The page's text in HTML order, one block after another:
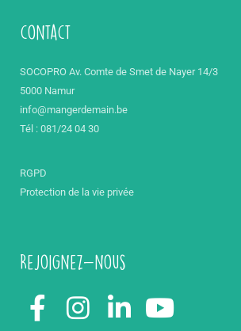
contact
SOCOPRO Av. Comte de Smet de Nayer 14/3
5000 Namur
info@mangerdemain.be
Tél : 081/24 04 30
RGPD
Protection de la vie privée
Rejoignez-nous